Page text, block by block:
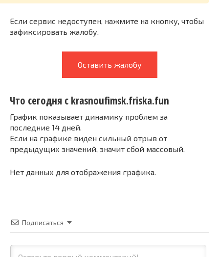
Если сервис недоступен, нажмите на кнопку, чтобы
зафиксировать жалобу.
Оставить жалобу
Что сегодня с krasnoufimsk.friska.fun
График показывает динамику проблем за
последние 14 дней.
Если на графике виден сильный отрыв от
предыдущих значений, значит сбой массовый.
Нет данных для отображения графика.
Подписаться